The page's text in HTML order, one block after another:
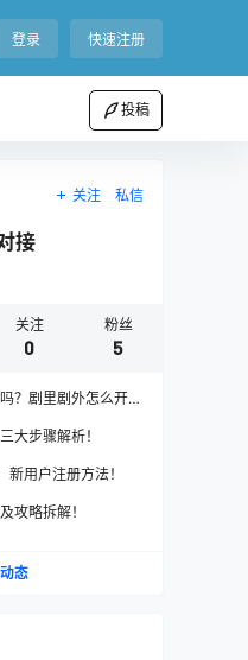
登录 快速注册
投稿
关注 私信
接
关注
0
粉丝
5
？剧里剧外怎么开
大步骤解析！
用户注册方法！
攻略拆解！
态